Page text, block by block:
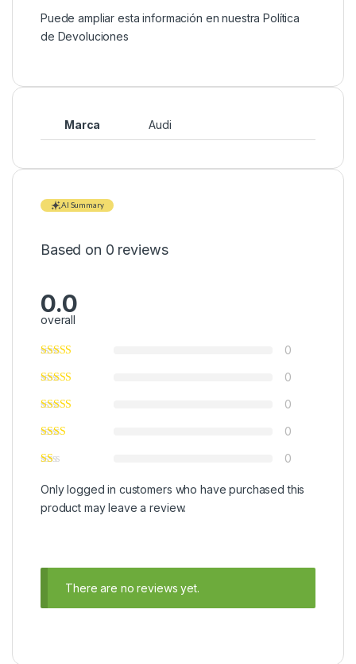
Puede ampliar esta información en nuestraPolítica
de Devoluciones
Marca Audi
AI Summary
Based on 0 reviews
0.0
overall
0
0
0
0
0
Only logged in customers who have purchased this
product may leave a review.
There are no reviews yet.